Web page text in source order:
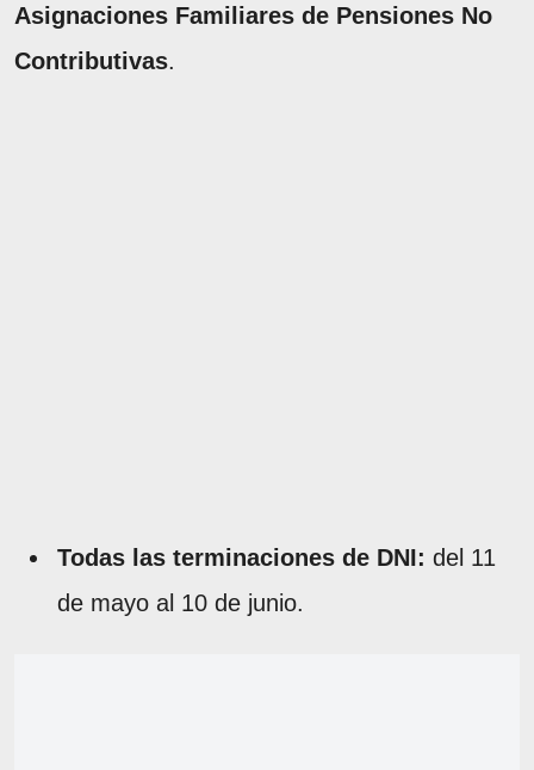
Asignaciones Familiares de Pensiones No
Contributivas.
Todas las terminaciones de DNI: del 11
de mayo al 10 de junio.